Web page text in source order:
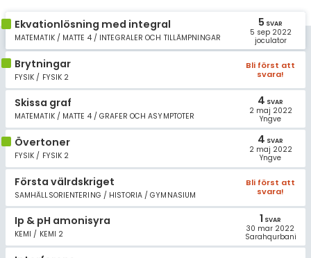
Ekvationlösning med integral
MATEMATIK / MATTE 4 / INTEGRALER OCH TILLÄMPNINGAR
5 SVAR
5 sep 2022
joculator
Brytningar
FYSIK / FYSIK 2
Bli först att
svara!
Skissa graf
MATEMATIK / MATTE 4 / GRAFER OCH ASYMPTOTER
4 SVAR
2 maj 2022
Yngve
Övertoner
FYSIK / FYSIK 2
4 SVAR
2 maj 2022
Yngve
Första välrdskriget
SAMHÄLLSORIENTERING / HISTORIA / GYMNASIUM
Bli först att
svara!
Ip & pH amonisyra
KEMI / KEMI 2
1 SVAR
30 mar 2022
Sarahqurbani
Övriga diskussioner
Topplistor
Regler
Om Pluggakuten